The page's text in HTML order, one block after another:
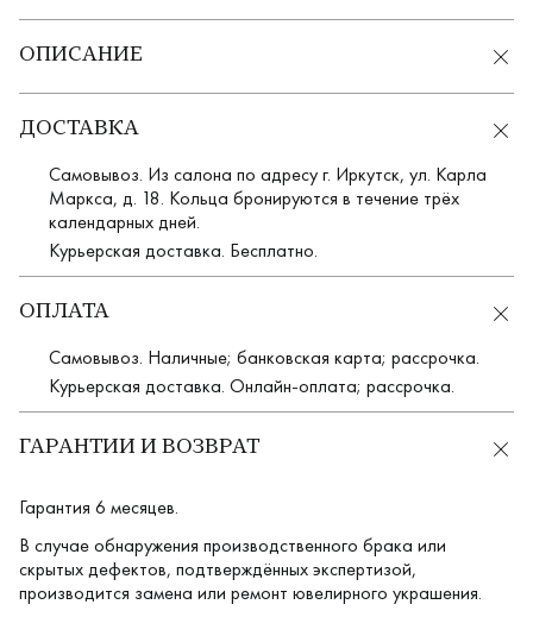
ОПИСАНИЕ
ДОСТАВКА
Самовывоз. Из салона по адресу г. Иркутск, ул. Карла
Маркса, д. 18. Кольца бронируются в течение трёх
календарных дней.
Курьерская доставка. Бесплатно.
ОПЛАТА
Самовывоз. Наличные; банковская карта; рассрочка.
Курьерская доставка. Онлайн-оплата; рассрочка.
ГАРАНТИИ И ВОЗВРАТ
Гарантия 6 месяцев.
В случае обнаружения производственного брака или
скрытых дефектов, подтверждённых экспертизой,
производится замена или ремонт ювелирного украшения.